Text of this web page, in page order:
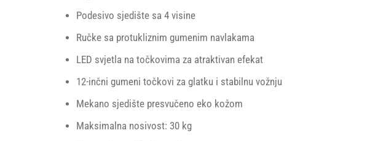
Podesivo sjedište sa 4 visine
Ručke sa protukliznim gumenim navlakama
LED svjetla na točkovima za atraktivan efekat
12-inčni gumeni točkovi za glatku i stabilnu vožnju
Mekano sjedište presvučeno eko kožom
Maksimalna nosivost: 30 kg